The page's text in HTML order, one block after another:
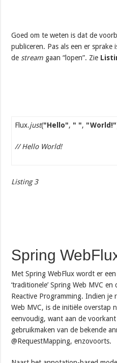
Goed om te weten is dat de
publiceren. Pas als een er sprake
de stream gaan “lopen”. Zie
Flux.just("Hello", " ", "World!"
// Hello World!
Listing 3
Spring
Met Spring WebFlux wordt er
‘traditionele’ Spring Web MVC en
Reactive Programming. Indien je
Web MVC, is de initiële overstap
eenvoudig, want aan de
gebruikmaken van de bekende
@RequestMapping, enzovoorts.